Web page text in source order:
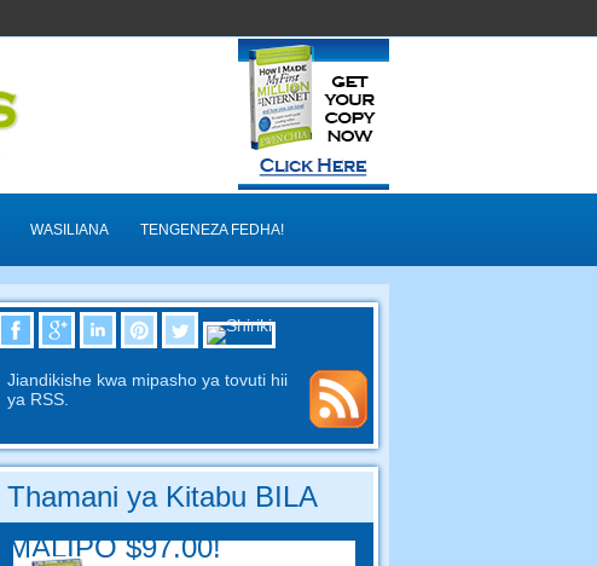
WASILIANA TENGENEZA FEDHA!
Jiandikishe kwa mipasho ya tovuti hii
ya RSS.
Thamani ya Kitabu BILA
MALIPO $97.00!